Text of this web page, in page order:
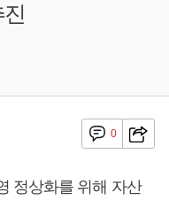
0
정상화를 위해 자산